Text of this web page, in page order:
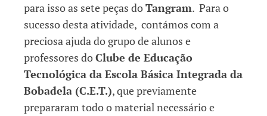
para isso as sete peças doTangram. Para o
sucesso desta atividade, contámos com a
preciosa ajuda do grupo de alunos e
professores doClube de Educação
Tecnológica da Escola Básica Integrada da
Bobadela (C.E.T.), que previamente
prepararam todo o material necessário e